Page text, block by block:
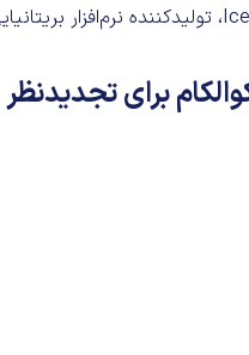
برای تجدیدنظر